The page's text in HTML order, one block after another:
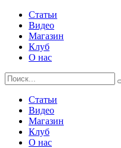
Статьи
Видео
Магазин
Клуб
О нас
Статьи
Видео
Магазин
Клуб
О нас